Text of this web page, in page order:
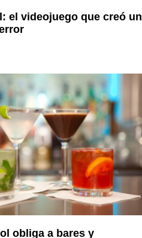
el videojuego que creó un
obliga a bares y